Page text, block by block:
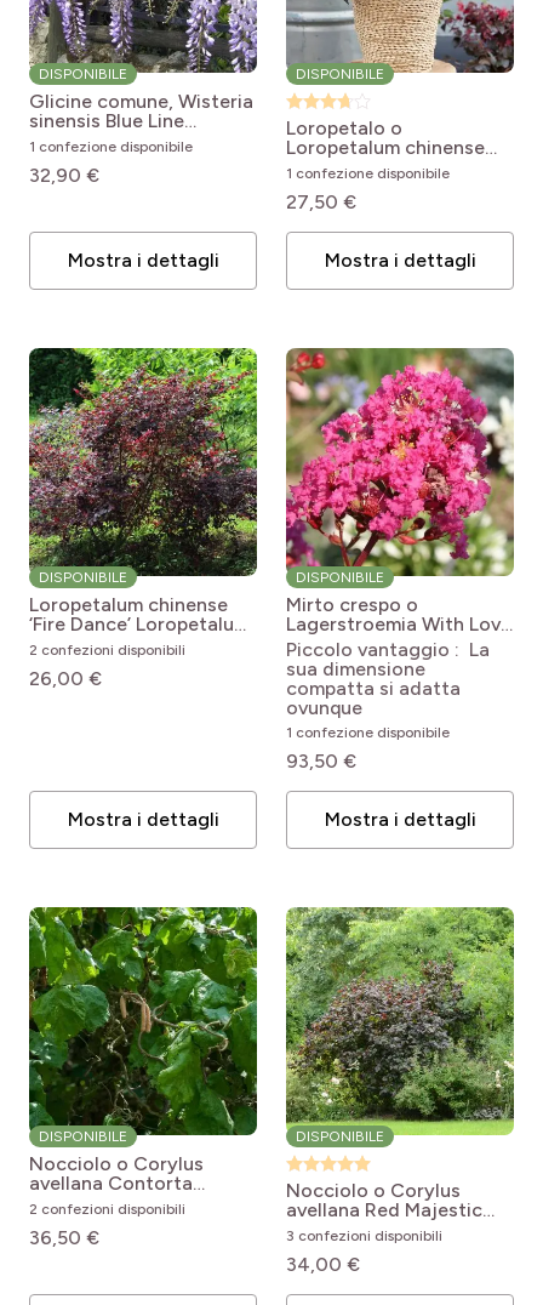
DISPONIBILE
Glicine comune, Wisteria
sinensis Blue Line
Wisteria sinensis Blue
Line
1 confezione disponibile
32,90 €
Mostra i dettagli
DISPONIBILE
Loropetalo o
Loropetalum chinense
Ever Red Loropetalum
chinense var. rubrum Ever
Red (Chang Nian Hong)
1 confezione disponibile
27,50 €
Mostra i dettagli
DISPONIBILE
Loropetalum chinense
‘Fire Dance’ Loropetalum
chinense var. rubrum Fire
dance
2 confezioni disponibili
26,00 €
Mostra i dettagli
DISPONIBILE
Mirto crespo o
Lagerstroemia With Love
Kiss Lagerstroemia
indica With Love Kiss
('Milarosso')
Piccolo vantaggio : La
sua dimensione
compatta si adatta
ovunque
1 confezione disponibile
93,50 €
Mostra i dettagli
DISPONIBILE
Nocciolo o Corylus
avellana Contorta
Corylus avellana
Contorta
2 confezioni disponibili
36,50 €
DISPONIBILE
Nocciolo o Corylus
avellana Red Majestic
Corylus avellana Red
Majestic
3 confezioni disponibili
34,00 €